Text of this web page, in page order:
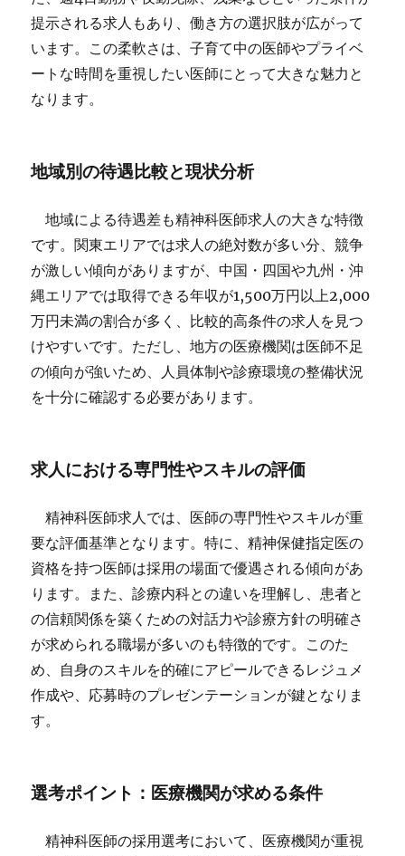
提示される求人もあり、働き方の選択肢が広がって
います。この柔軟さは、子育て中の医師やプライベ
ートな時間を重視したい医師にとって大きな魅力と
なります。
地域別の待遇比較と現状分析
地域による待遇差も精神科医師求人の大きな特徴
です。関東エリアでは求人の絶対数が多い分、競争
が激しい傾向がありますが、中国・四国や九州・沖
縄エリアでは取得できる年収が1,500万円以上2,000
万円未満の割合が多く、比較的高条件の求人を見つ
けやすいです。ただし、地方の医療機関は医師不足
の傾向が強いため、人員体制や診療環境の整備状況
を十分に確認する必要があります。
求人における専門性やスキルの評価
精神科医師求人では、医師の専門性やスキルが重
要な評価基準となります。特に、精神保健指定医の
資格を持つ医師は採用の場面で優遇される傾向があ
ります。また、診療内科との違いを理解し、患者と
の信頼関係を築くための対話力や診療方針の明確さ
が求められる職場が多いのも特徴的です。このた
め、自身のスキルを的確にアピールできるレジュメ
作成や、応募時のプレゼンテーションが鍵となりま
す。
選考ポイント：医療機関が求める条件
精神科医師の採用選考において、医療機関が重視